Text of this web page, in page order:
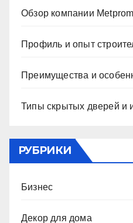
Обзор компании
Профиль и опыт
Преимущества и
Типы скрытых дверей и
РУБРИКИ
Бизнес
Декор для дома